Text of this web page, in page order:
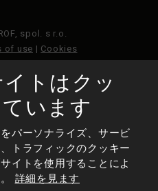
spol. s r.o.
of use | Cookies
によって保護さ
シーポリシーと利用規約が
ます。
れた
トはクッ
います
パーソナライズ、サービ
トラフィックのクッキー
イトを使用することによ
詳細を見ます